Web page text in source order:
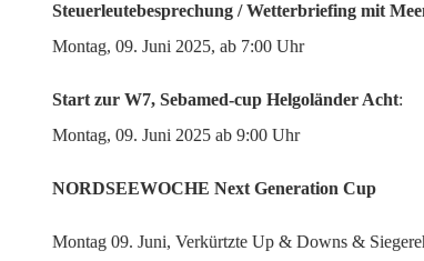
Steuerleutebesprechung / Wetterbriefing mit
Montag, 09. Juni 2025, ab 7:00 Uhr
Start zur W7, Sebamed-cup Helgoländer Acht:
Montag, 09. Juni 2025 ab 9:00 Uhr
NORDSEEWOCHE Next Generation Cup
Montag 09. Juni, Verkürtzte Up & Downs &